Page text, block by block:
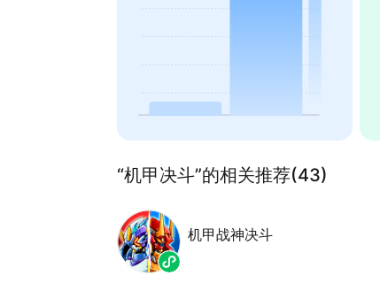
“机甲决斗”的相关推荐(43)
机甲战神决斗